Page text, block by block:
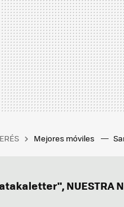
Mejores móviles
NUESTRA